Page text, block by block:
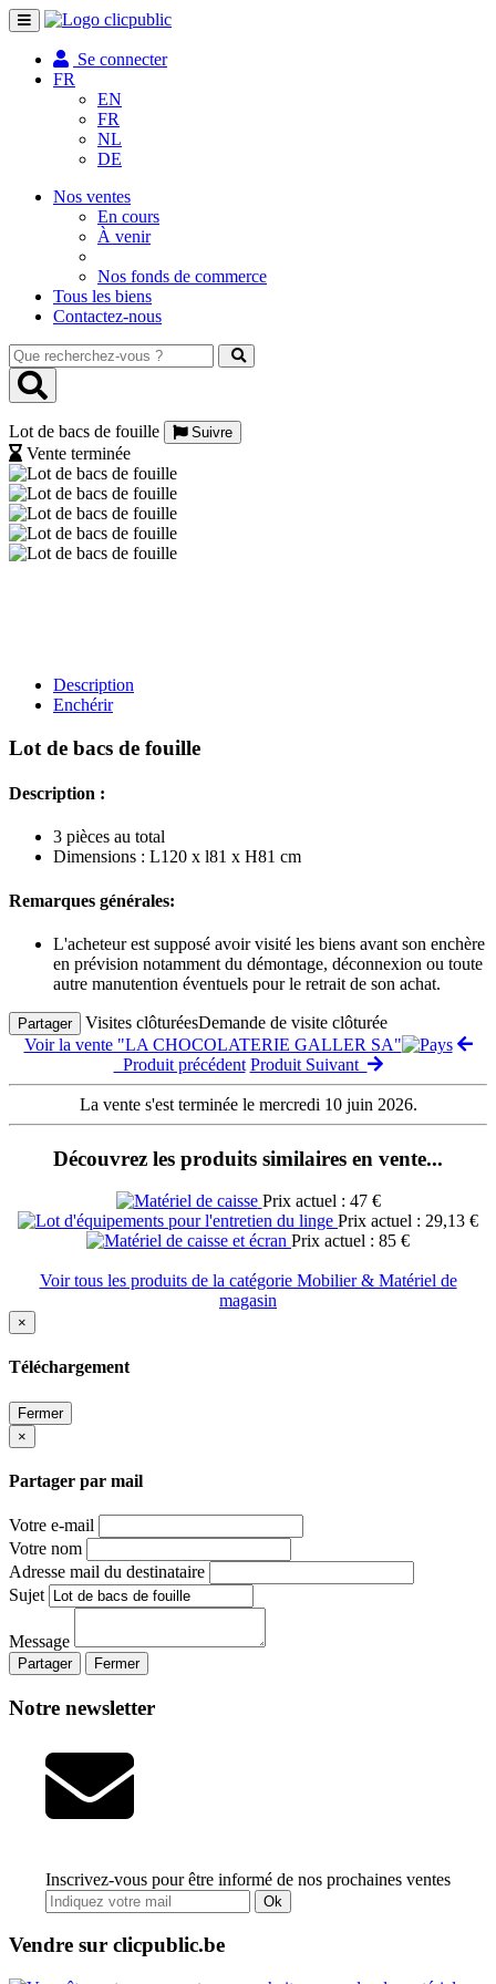
Toggle
navigation
Se connecter
FR
EN
FR
NL
DE
Nos ventes
En cours
À venir
Nos fonds de commerce
Tous les biens
Contactez-nous
Que
recherchez-
vous
Lot de bacs de fouille
Suivre
Vente terminée
Description
Enchérir
Lot de bacs de fouille
Description :
3 pièces au total
Dimensions : L120 x l81 x H81 cm
Remarques générales:
L'acheteur est supposé avoir visité les biens avant son enchère
en prévision notamment du démontage, déconnexion ou toute
autre manutention éventuels pour le retrait de son achat.
Partager Visites clôturéesDemande de visite clôturée
Voir la vente "LA CHOCOLATERIE GALLER SA"
Produit précédent Produit Suivant
La vente s'est terminée le mercredi 10 juin 2026.
Découvrez les produits similaires en vente...
Prix actuel : 47 €
Prix actuel : 29,13 €
Prix actuel : 85 €
Voir tous les produits de la catégorie Mobilier & Matériel de
magasin
×
Téléchargement
Fermer
×
Partager par mail
Votre e-mail
Votre nom
Adresse mail du destinataire
Sujet
Message
Partager Fermer
Notre newsletter
Inscrivez-vous pour être informé de nos prochaines ventes
Ok
Vendre sur clicpublic.be